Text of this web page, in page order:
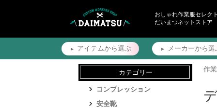
おしゃれ作業服セレク
だいまつネットストア
アイテムから選ぶ メーカーから選
作
カテゴリー
コンプレッション
安全靴